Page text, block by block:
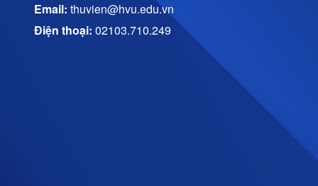
Email: thuvien@hvu.edu.vn
Điện thoại: 02103.710.249